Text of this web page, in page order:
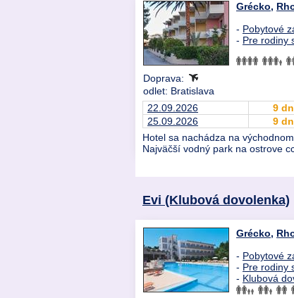
Grécko,
- Pobytové
- Pre rodiny
Doprava:
odlet: Bratislava
22.09.2026
9
25.09.2026
9
Hotel sa nachádza na
Najväčší vodný park na ostrove
Evi (Klubová dovolenka)
Grécko,
- Pobytové
- Pre rodiny
- Klubová